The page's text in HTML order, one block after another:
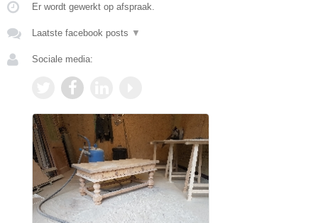
Er wordt gewerkt op afspraak.
Laatste facebook posts ▼
Sociale media: